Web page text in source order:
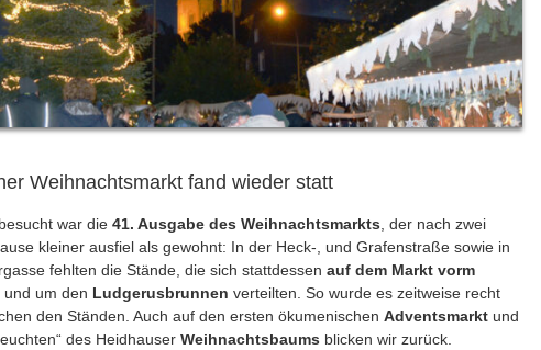
Weihnachtsmarkt fand wieder statt
war die 41. Ausgabe des Weihnachtsmarkts , der nach zwei
kleiner ausfiel als gewohnt: In der Heck-, und Grafenstraße sowie in
fehlten die Stände, die sich stattdessen auf dem Markt vorm
und um den Ludgerusbrunnen verteilten. So wurde es zeitweise recht
den Ständen. Auch auf den ersten ökumenischen Adventsmarkt und
des Heidhauser Weihnachtsbaums blicken wir zurück.